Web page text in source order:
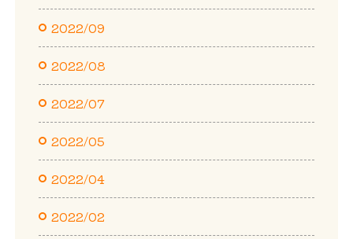
2022/09
2022/08
2022/07
2022/05
2022/04
2022/02